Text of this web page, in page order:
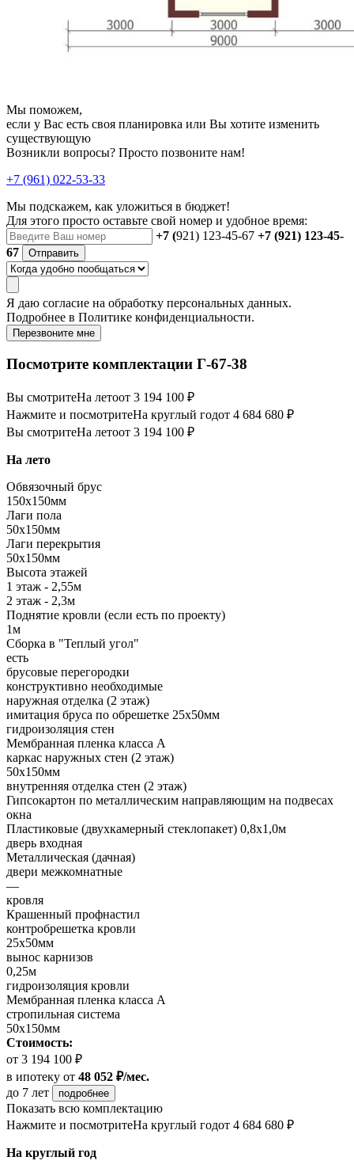
Мы поможем,
если у Вас есть своя планировка или Вы хотите изменить
существующую
Возникли вопросы? Просто позвоните нам!
+7 (961) 022-53-33
Мы подскажем, как уложиться в бюджет!
Для этого просто оставьте свой номер и удобное время:
+7 (921) 123-45-67 +7 (921) 123-45-
67
Отправить
Я даю согласие на обработку персональных данных.
Подробнее в Политике конфиденциальности.
Перезвоните мне
Посмотрите комплектации Г-67-38
Вы смотритеНа летоот 3 194 100 ₽
Нажмите и посмотритеНа круглый годот 4 684 680 ₽
Вы смотритеНа летоот 3 194 100 ₽
На лето
Обвязочный брус
150х150мм
Лаги пола
50х150мм
Лаги перекрытия
50х150мм
Высота этажей
1 этаж - 2,55м
2 этаж - 2,3м
Поднятие кровли (если есть по проекту)
1м
Сборка в "Теплый угол"
есть
брусовые перегородки
конструктивно необходимые
наружная отделка (2 этаж)
имитация бруса по обрешетке 25х50мм
гидроизоляция стен
Мембранная пленка класса А
каркас наружных стен (2 этаж)
50х150мм
внутренняя отделка стен (2 этаж)
Гипсокартон по металлическим направляющим на подвесах
окна
Пластиковые (двухкамерный стеклопакет) 0,8х1,0м
дверь входная
Металлическая (дачная)
двери межкомнатные
—
кровля
Крашенный профнастил
контробрешетка кровли
25х50мм
вынос карнизов
0,25м
гидроизоляция кровли
Мембранная пленка класса А
стропильная система
50х150мм
Стоимость:
от 3 194 100 ₽
в ипотеку от 48 052 ₽/мес.
до 7 лет
подробнее
Показать всю комплектацию
Нажмите и посмотритеНа круглый годот 4 684 680 ₽
На круглый год